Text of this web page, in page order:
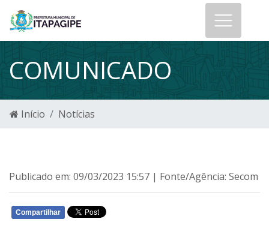
COMUNICADO
Início Notícias
Publicado em: 09/03/2023 15:57 | Fonte/Agência: Secom
Compartilhar